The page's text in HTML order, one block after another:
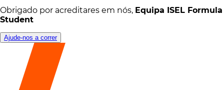
Obrigado por acreditares em nós, Equipa ISEL Formula
Student
Ajude-nos a correr